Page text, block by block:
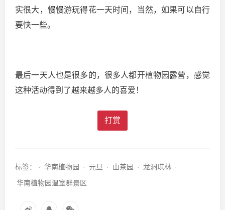
实很大，慢慢游玩得花一天时间，当然，如果可以自行
要快一些。
最后一天人也是很多的，很多人都开植物园露营，感觉
这种活动得到了越来越多人的喜爱！
打赏
标签： · 华南植物园 · 元旦 · 山茶园 · 龙洞琪林 ·
华南植物园温室群景区